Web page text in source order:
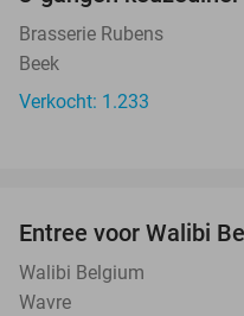
Brasserie Rubens
Beek
Verkocht: 1.233
Entree voor Walibi
Walibi Belgium
Wavre